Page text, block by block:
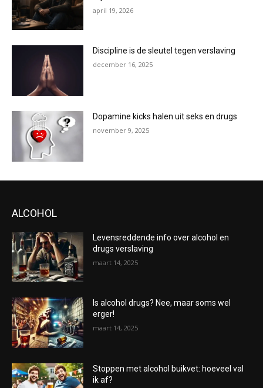
april 19, 2026
Discipline is de sleutel tegen verslaving
december 16, 2025
Dopamine kicks halen uit seks en drugs
november 9, 2025
ALCOHOL
Levensreddende info over alcohol en
drugs verslaving
maart 14, 2025
Is alcohol drugs? Nee, maar soms wel
erger!
maart 14, 2025
Stoppen met alcohol buikvet: hoeveel val
ik af?